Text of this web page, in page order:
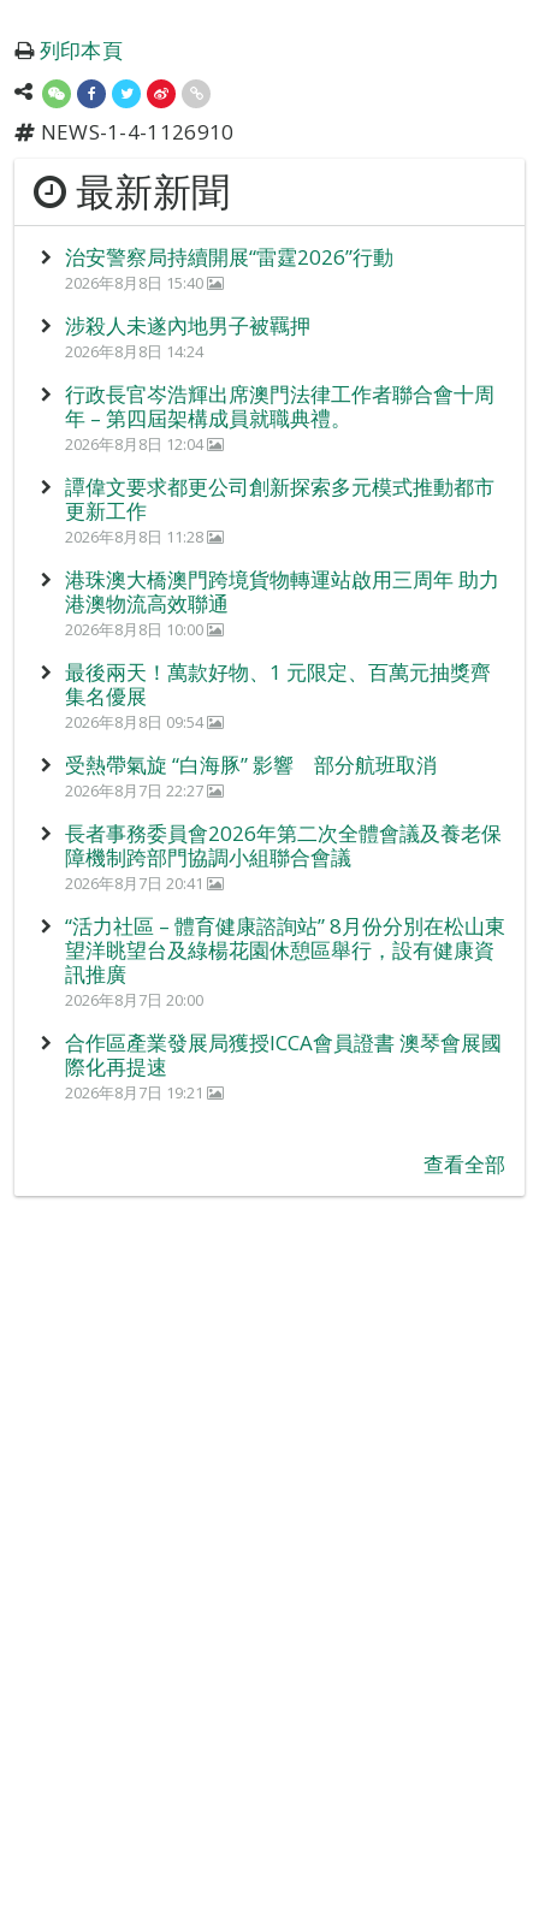
列印本頁
NEWS-1-4-1126910
最新新聞
治安警察局持續開展“雷霆2026”行動
2026年8月8日 15:40
涉殺人未遂內地男子被羈押
2026年8月8日 14:24
行政長官岑浩輝出席澳門法律工作者聯合會十周
年 – 第四屆架構成員就職典禮。
2026年8月8日 12:04
譚偉文要求都更公司創新探索多元模式推動都市
更新工作
2026年8月8日 11:28
港珠澳大橋澳門跨境貨物轉運站啟用三周年 助力
港澳物流高效聯通
2026年8月8日 10:00
最後兩天！萬款好物、1 元限定、百萬元抽獎齊
集名優展
2026年8月8日 09:54
受熱帶氣旋 “白海豚” 影響 部分航班取消
2026年8月7日 22:27
長者事務委員會2026年第二次全體會議及養老保
障機制跨部門協調小組聯合會議
2026年8月7日 20:41
“活力社區 – 體育健康諮詢站” 8月份分別在松山東
望洋眺望台及綠楊花園休憩區舉行，設有健康資
訊推廣
2026年8月7日 20:00
合作區產業發展局獲授ICCA會員證書 澳琴會展國
際化再提速
2026年8月7日 19:21
查看全部